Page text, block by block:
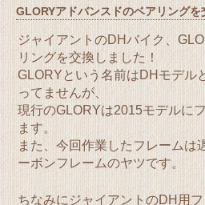
GLORYアドバンスドのベアリングを
ジャイアントのDHバイク、
リングを交換しました！
GLORYという名前はDHモデル
ってませんが、
現行のGLORYは2015モデルに
ます。
また、今回作業したフレームは
ーボンフレームのヤツです。
ちなみにジャイアントのDH用